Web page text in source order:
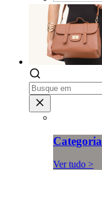
Categoria
Ver tudo >